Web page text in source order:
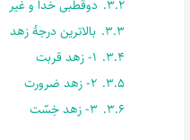
3.2. دوقطبی خدا و غیر
3.3. بالاترین درجۀ زهد
3.4. 1- زهد قربت
3.5. 2- زهد ضرورت
3.6. 3- زهد خِسّت